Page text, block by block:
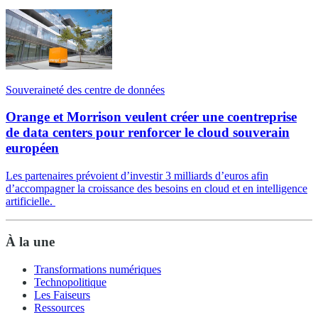
Souveraineté des centre de données
Orange et Morrison veulent créer une coentreprise
de data centers pour renforcer le cloud souverain
européen
Les partenaires prévoient d’investir 3 milliards d’euros afin
d’accompagner la croissance des besoins en cloud et en intelligence
artificielle.
À la une
Transformations numériques
Technopolitique
Les Faiseurs
Ressources